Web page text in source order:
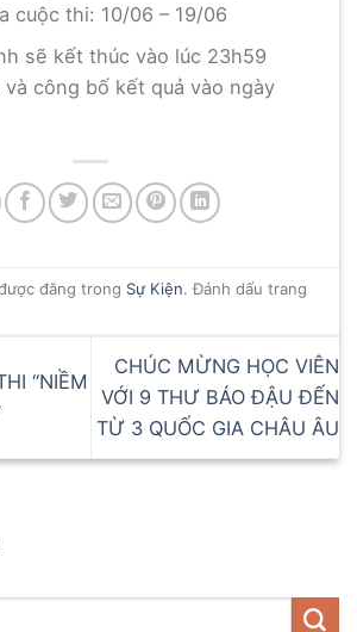
cuộc thi: 10/06 – 19/06
sẽ kết thúc vào lúc 23h59
và công bố kết quả vào ngày
đăng trong Sự Kiện. Đánh dấu trang
“NIỀM
CHÚC MỪNG HỌC VIÊN
VỚI 9 THƯ BÁO ĐẬU ĐẾN
TỪ 3 QUỐC GIA CHÂU ÂU